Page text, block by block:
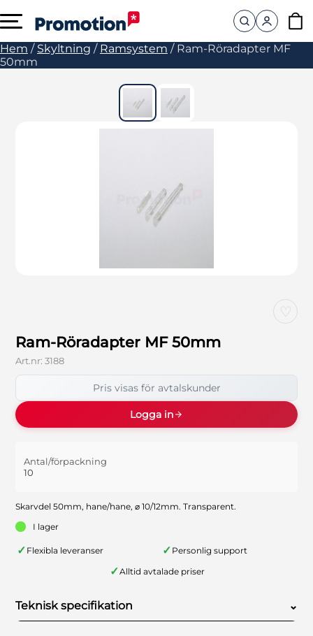
Hem / Skyltning / Ramsystem / Ram-Röradapter MF
50mm
Ram-Röradapter MF 50mm
Art.nr: 3188
Pris visas för avtalskunder
Logga in
Antal/förpackning
10
Skarvdel 50mm, hane/hane, ⌀ 10/12mm. Transparent.
I lager
✓ Flexibla leveranser ✓ Personlig support
✓Alltid avtalade priser
Teknisk specifikation ⌄